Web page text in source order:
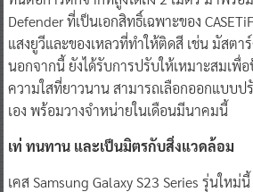
Defender ที่เป็นเอกสิทธิ์เฉพาะของ
แสงยูวีและของเหลวที่ทำให้ติดสี เช่น มัสตา
นอกจากนี้ ยังได้รับการปรับให้เหมาะสมเพื่
ความใสที่ยาวนาน สามารถเลือกออกแบบ
เอง พร้อมวางจำหน่ายในเดือนมีนาคมนี้
เท่ ทนทาน และเป็นมิตรกับสิ่งแวดล้อม
เคส Samsung Galaxy S23 Series รุ่นใหม่